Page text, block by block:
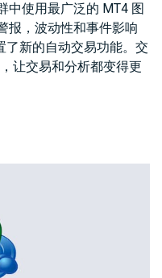
中使用最广泛的 MT4 图
报，波动性和事件影响
了新的自动交易功能。交
让交易和分析都变得更